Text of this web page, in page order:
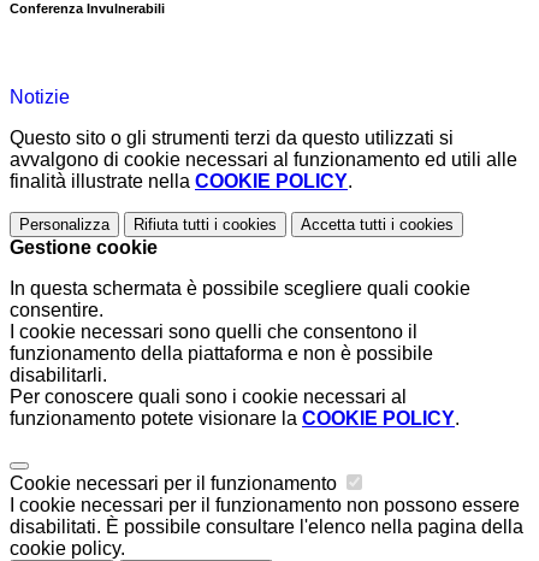
Conferenza Invulnerabili
Notizie
Questo sito o gli strumenti terzi da questo utilizzati si
avvalgono di cookie necessari al funzionamento ed utili alle
finalità illustrate nella COOKIE POLICY.
Personalizza Rifiuta tutti i cookies Accetta tutti i cookies
Gestione cookie
In questa schermata è possibile scegliere quali cookie
consentire.
I cookie necessari sono quelli che consentono il
funzionamento della piattaforma e non è possibile
disabilitarli.
Per conoscere quali sono i cookie necessari al
funzionamento potete visionare la COOKIE POLICY.
Cookie necessari per il funzionamento
I cookie necessari per il funzionamento non possono essere
disabilitati. È possibile consultare l'elenco nella pagina della
cookie policy.